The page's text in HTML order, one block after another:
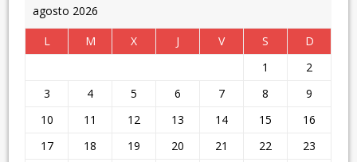
agosto 2026
L
M X J V S
D
1
2
3
4 5 6 7 8
9
10
11 12 13 14 15
16
17
18 19 20 21 22
23